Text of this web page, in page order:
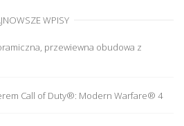
WPISY
przewiewna obudowa z
Call of Duty®: Modern Warfare® 4